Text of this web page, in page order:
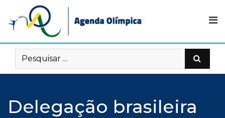
content
Delegação brasileira